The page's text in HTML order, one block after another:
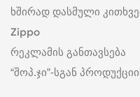
ხშირად დასმული
Zippo
რეკლამის განთავსება
“შოპ.ჯი”-სგან